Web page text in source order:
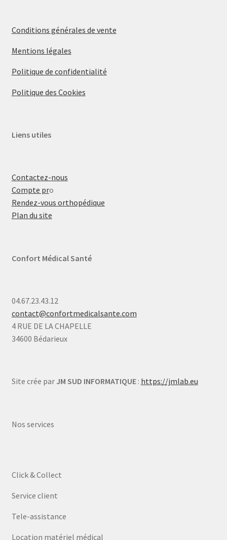
Conditions générales de vente
Mentions légales
Politique de confidentialité
Politique des Cookies
Liens utiles
Contactez-nous
Compte pro
Rendez-vous orthopédique
Plan du site
Confort Médical Santé
04.67.23.43.12
contact@confortmedicalsante.com
4 RUE DE LA CHAPELLE
34600 Bédarieux
Site crée par JM SUD INFORMATIQUE: https://jmlab.eu
Nos services
Click & Collect
Service client
Tele-assistance
Location matériel médical